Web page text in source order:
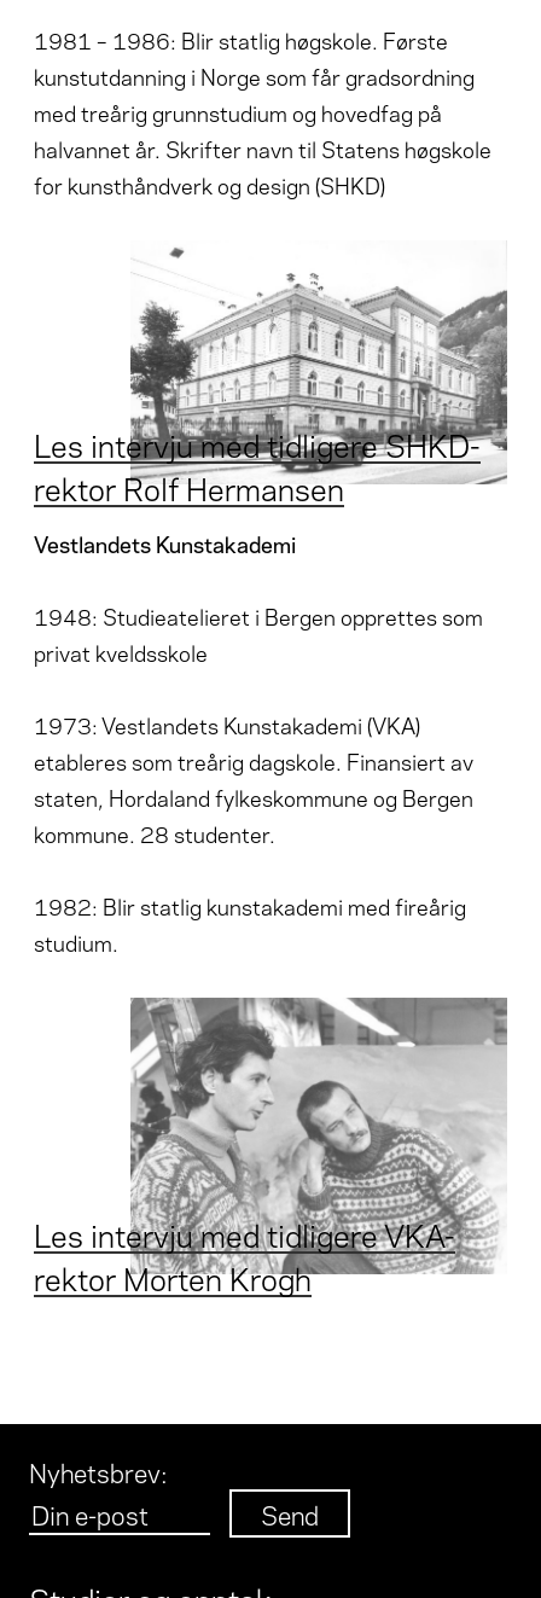
1981 – 1986: Blir statlig høgskole. Første
kunstutdanning i Norge som får gradsordning
med treårig grunnstudium og hovedfag på
halvannet år. Skrifter navn til Statens høgskole
for kunsthåndverk og design (SHKD)
Les intervju med tidligere SHKD-
rektor Rolf Hermansen
Vestlandets Kunstakademi
1948: Studieatelieret i Bergen opprettes som
privat kveldsskole
1973: Vestlandets Kunstakademi (VKA)
etableres som treårig dagskole. Finansiert av
staten, Hordaland fylkeskommune og Bergen
kommune. 28 studenter.
1982: Blir statlig kunstakademi med fireårig
studium.
Les intervju med tidligere VKA-
rektor Morten Krogh
Nyhetsbrev: